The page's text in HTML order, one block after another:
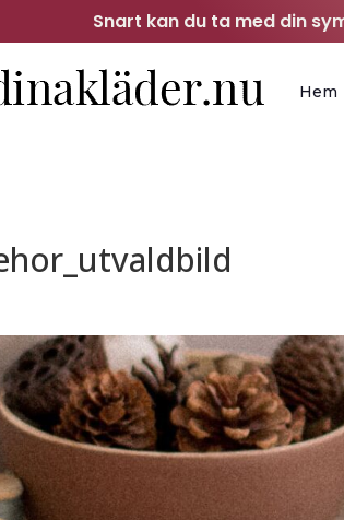
Snart kan du ta med din
Hem